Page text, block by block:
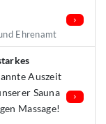
Ehrenamt
Auszeit
Sauna
Massage!